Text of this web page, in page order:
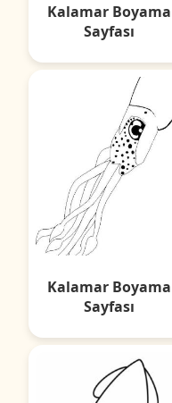
Kalamar Boyama
Sayfası
Kalamar Boyama
Sayfası